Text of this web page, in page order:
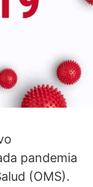
pandemia
(OMS).